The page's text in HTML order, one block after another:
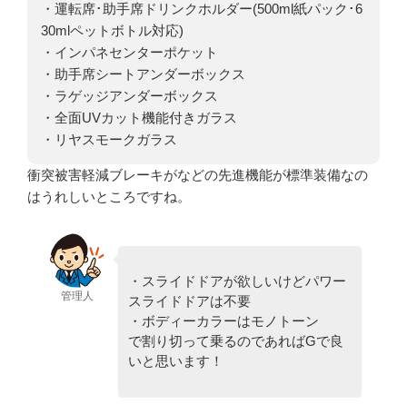
・運転席･助手席ドリンクホルダー(500ml紙パック･6
30mlペットボトル対応)
・インパネセンターポケット
・助手席シートアンダーボックス
・ラゲッジアンダーボックス
・全面UVカット機能付きガラス
・リヤスモークガラス
衝突被害軽減ブレーキがなどの先進機能が標準装備なの
はうれしいところですね。
管理人
・スライドドアが欲しいけどパワー
スライドドアは不要
・ボディーカラーはモノトーン
で割り切って乗るのであればGで良
いと思います！